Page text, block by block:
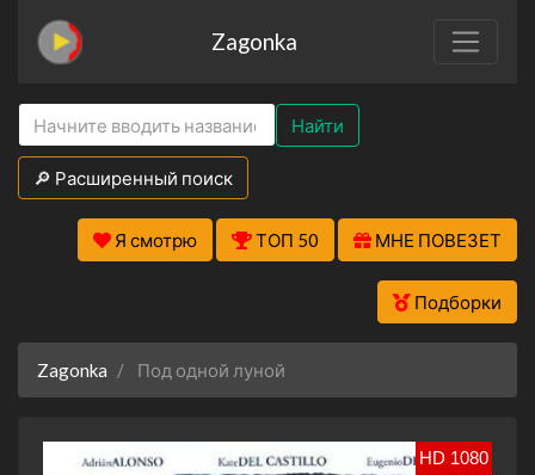
Zagonka
Найти
🔎 Расширенный поиск
Я смотрю ТОП 50 МНЕ ПОВЕЗЕТ
Подборки
Zagonka Под одной луной
HD 1080